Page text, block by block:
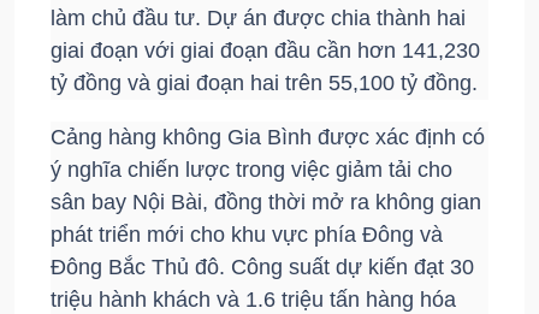
làm chủ đầu tư. Dự án được chia thành hai
giai đoạn với giai đoạn đầu cần hơn 141,230
tỷ đồng và giai đoạn hai trên 55,100 tỷ đồng.
Cảng hàng không Gia Bình được xác định có
ý nghĩa chiến lược trong việc giảm tải cho
sân bay Nội Bài, đồng thời mở ra không gian
phát triển mới cho khu vực phía Đông và
Đông Bắc Thủ đô. Công suất dự kiến đạt 30
triệu hành khách và 1.6 triệu tấn hàng hóa